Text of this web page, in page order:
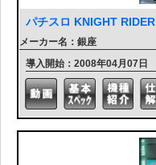
パチスロ KNIGHT RIDER
メーカー名：銀座
導入開始：2008年04月07日